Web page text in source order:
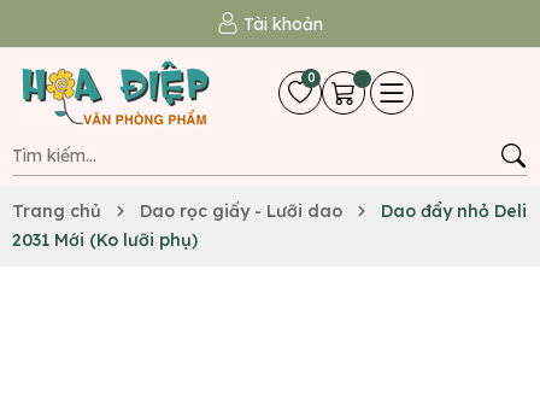
Tài khoản
0
Trang chủ Dao rọc giấy - Lưỡi dao
Dao đẩy nhỏ Deli
2031 Mới (Ko lưỡi phụ)